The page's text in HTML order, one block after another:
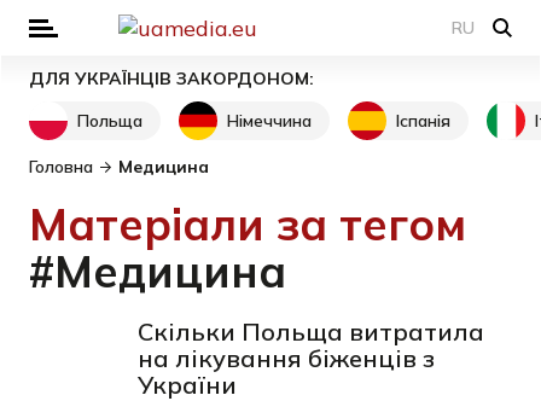
RU
ДЛЯ УКРАЇНЦІВ ЗАКОРДОНОМ:
Польща
Німеччина Іспанія
Головна Медицина
Матеріали за тегом
#Медицина
Скільки Польща витратила
на лікування біженців з
України